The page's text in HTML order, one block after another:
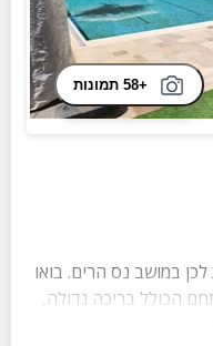
+58 תמונות
לכן במושב נס הרים. בואו
הכולל בריכה גדולה,
מדהים.